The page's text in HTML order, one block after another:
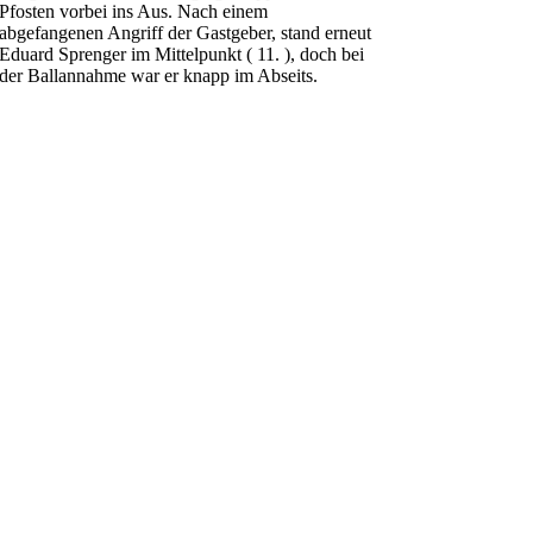
Pfosten vorbei ins Aus. Nach einem
abgefangenen Angriff der Gastgeber, stand erneut
Eduard Sprenger im Mittelpunkt ( 11. ), doch bei
der Ballannahme war er knapp im Abseits.